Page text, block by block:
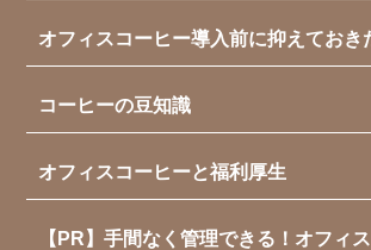
オフィスコーヒー導入前に抑えておき
コーヒーの豆知識
オフィスコーヒーと福利厚生
【PR】手間なく管理できる！オフィ